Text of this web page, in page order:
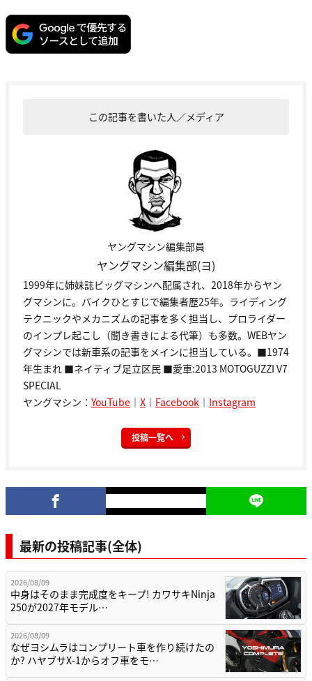
この記事を書いた人／メディア
ヤングマシン編集部員
ヤングマシン編集部(ヨ)
1999年に姉妹誌ビッグマシンへ配属され、2018年からヤン
グマシンに。バイクひとすじで編集者歴25年。ライディング
テクニックやメカニズムの記事を多く担当し、プロライダー
のインプレ起こし（聞き書きによる代筆）も多数。WEBヤン
グマシンでは新車系の記事をメインに担当している。■1974
年生まれ ■ネイティブ足立区民 ■愛車:2013 MOTOGUZZI V7
SPECIAL
ヤングマシン： YouTube ｜ X ｜ Facebook ｜ Instagram
投稿一覧へ
最新の投稿記事(全体)
2026/08/09
中身はそのまま完成度をキープ! カワサキNinja
250が2027年モデル…
2026/08/09
なぜヨシムラはコンプリート車を作り続けたの
か? ハヤブサX-1からオフ車をモ…